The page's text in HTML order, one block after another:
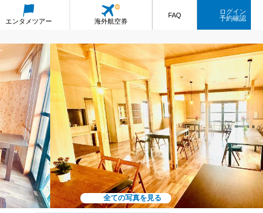
エンタメツアー 海外航空券
FAQ
ログイン
予約確認
全ての写真を見る